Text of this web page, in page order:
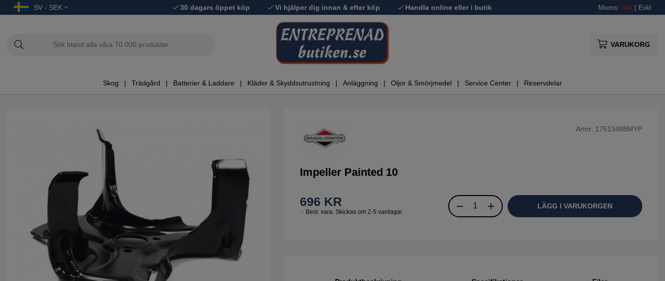
SV - SEK 30 dagars öppet köp Vi hjälper dig innan & efter köp Handla online eller i butik Moms: Inkl | Exkl
VARUKORG
Skog Trädgård Batterier & Laddare Kläder & Skyddsutrustning Anläggning Oljor & Smörjmedel Service Center Reservdelar
Artnr: 1751348BMYP
Impeller Painted 10
696 KR
Best. vara. Skickas om 2-5 vardagar
LÄGG I VARUKORGEN